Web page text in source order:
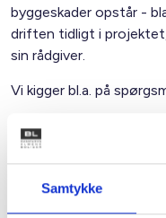
Samtykke
byggeskader opstår -
driften tidligt i
sin rådgiver.
Vi kigger bl.a. på
Hvad skal man
man bygger i træ?
Hvor er
Hvordan er det nu
og hvem gør hvad,